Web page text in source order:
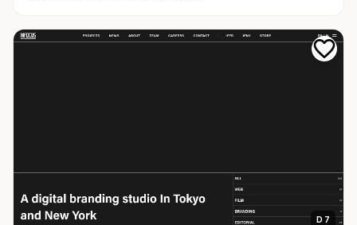
D 7